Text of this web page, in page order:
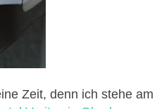
Zeit, denn ich stehe am